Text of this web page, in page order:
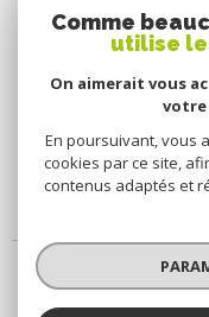
Comme
utilise
On aimerait vous
votre
En poursuivant, vous
cookies par ce site,
contenus adaptés et